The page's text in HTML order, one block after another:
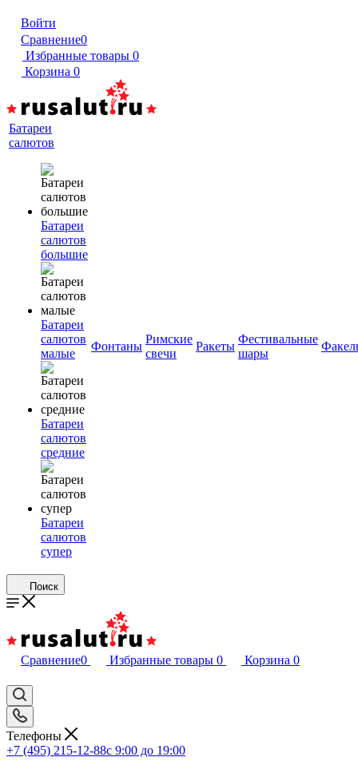
Войти
Сравнение0
Избранные товары 0
Корзина 0
Батареи
салютов
Батареи
салютов
большие
Батареи
салютов
малые
Батареи
салютов
средние
Батареи
салютов
супер
Фонтаны
Римские
свечи
Ракеты
Фестивальные
шары
Поиск
Сравнение0 Избранные товары 0 Корзина 0
Телефоны
+7 (495) 215-12-88c 9:00 до 19:00